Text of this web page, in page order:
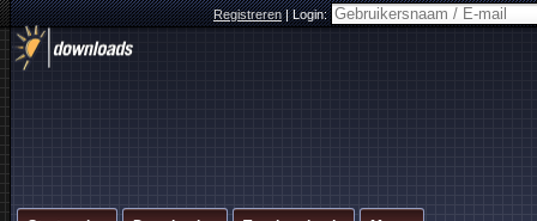
Registreren|Login: